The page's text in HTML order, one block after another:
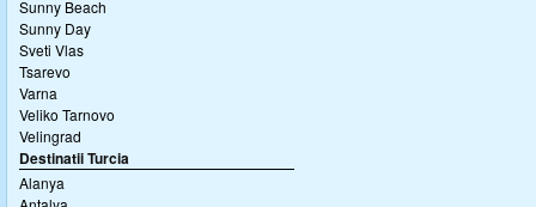
Sunny Beach
Sunny Day
Sveti Vlas
Tsarevo
Varna
Veliko Tarnovo
Velingrad
Destinatii Turcia
Alanya